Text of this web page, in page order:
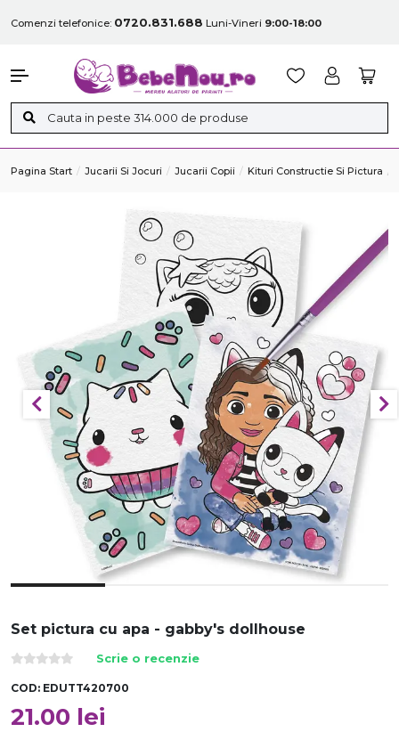
Comenzi telefonice: 0720.831.688 Luni-Vineri 9:00-18:00
Pagina Start Jucarii Si Jocuri Jucarii Copii Kituri Constructie Si Pictura
Set pictura cu apa - gabby's dollhouse
Scrie o recenzie
COD: EDUTT420700
21.00 lei